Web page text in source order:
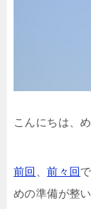
こんにちは、
前回 、前々回
めの準備が整い